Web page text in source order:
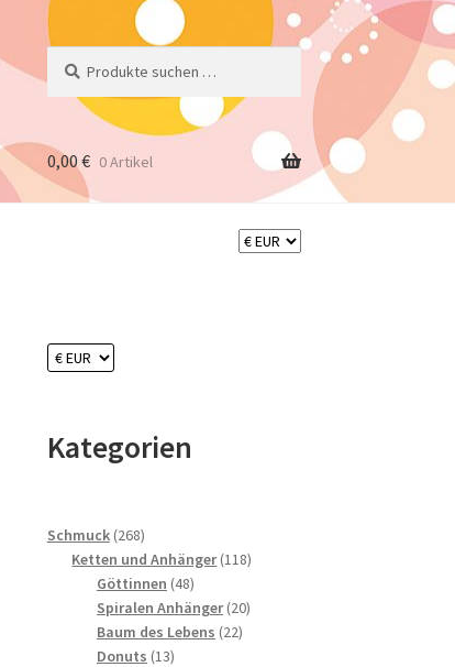
nach:
0,00 € 0 Artikel
Kategorien
Schmuck 268268
Produkte
Ketten und Anhänger 118118
Göttinnen 4848
Produkte
Spiralen Anhänger 2020
Baum des Lebens 2222
Donuts 1313